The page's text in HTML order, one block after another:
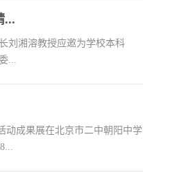
...
刘湘溶教授应邀为学校本科
...
成果展在北京市二中朝阳中学